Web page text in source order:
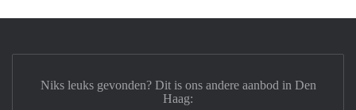
Niks leuks gevonden? Dit is ons andere aanbod in Den
Haag: